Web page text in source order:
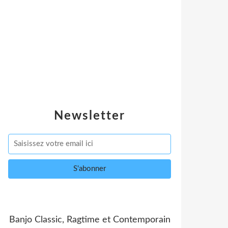
Newsletter
Banjo Classic, Ragtime et Contemporain